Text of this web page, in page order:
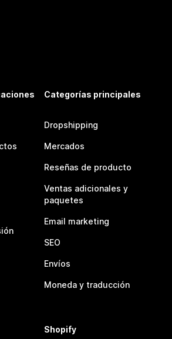
Categorías principales
Dropshipping
Mercados
Reseñas de producto
Ventas adicionales y
paquetes
Email marketing
SEO
Envíos
Moneda y traducción
Shopify